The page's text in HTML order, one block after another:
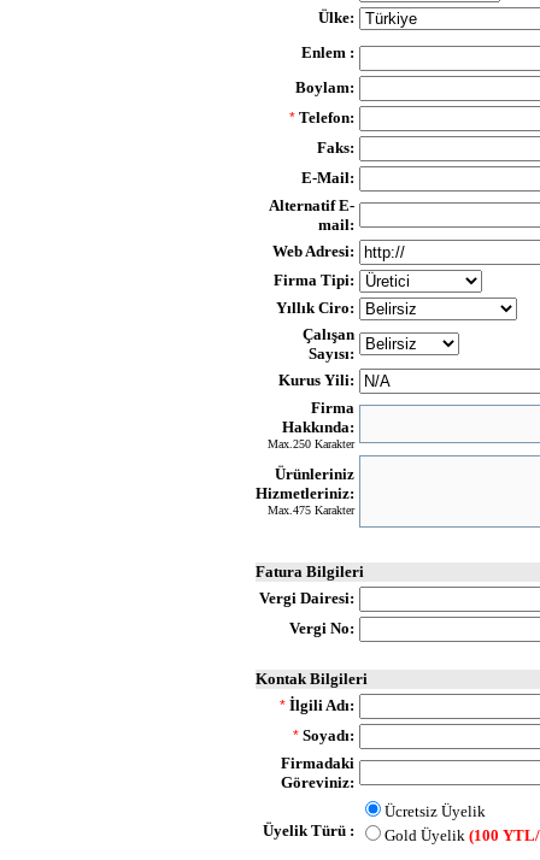
Ülke:
Enlem :
Boylam:
* Telefon:
Faks:
E-Mail:
Alternatif E-
mail:
Web Adresi:
Firma Tipi:
Yıllık Ciro:
Çalışan
Sayısı:
Kurus Yili:
Firma
Hakkında:
Max.250 Karakter
Ürünleriniz
Hizmetleriniz:
Max.475 Karakter
Fatura Bilgileri
Vergi Dairesi:
Vergi No:
Kontak Bilgileri
* İlgili Adı:
* Soyadı:
Firmadaki
Göreviniz:
Üyelik Türü :
Ücretsiz Üyelik
Gold Üyelik (100